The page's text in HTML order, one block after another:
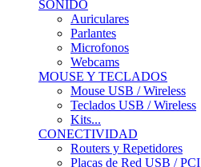
SONIDO
Auriculares
Parlantes
Microfonos
Webcams
MOUSE Y TECLADOS
Mouse USB / Wireless
Teclados USB / Wireless
Kits...
CONECTIVIDAD
Routers y Repetidores
Placas de Red USB / PCI